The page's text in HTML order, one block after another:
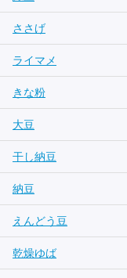
ささげ
ライマメ
きな粉
大豆
干し納豆
納豆
えんどう豆
乾燥ゆば